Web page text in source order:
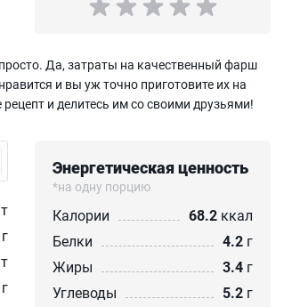
Да, затраты на качественный фарш
и вы уж точно приготовите их на
и делитесь им со своими друзьями!
г
г
Энергетическая ценность
*на одну порцию
Калории 68.2 ккал
Белки
4.2 г
Жиры
3.4 г
Углеводы
5.2 г